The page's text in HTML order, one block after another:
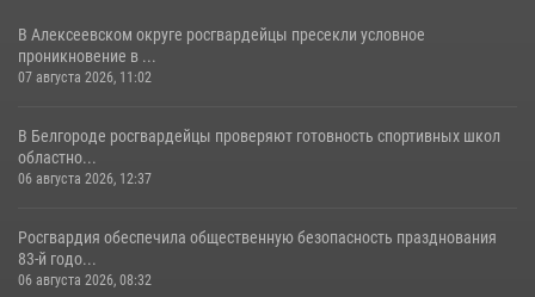
В Алексеевском округе росгвардейцы пресекли условное
проникновение в ...
07 августа 2026, 11:02
В Белгороде росгвардейцы проверяют готовность спортивных школ
областно...
06 августа 2026, 12:37
Росгвардия обеспечила общественную безопасность празднования
83-й годо...
06 августа 2026, 08:32